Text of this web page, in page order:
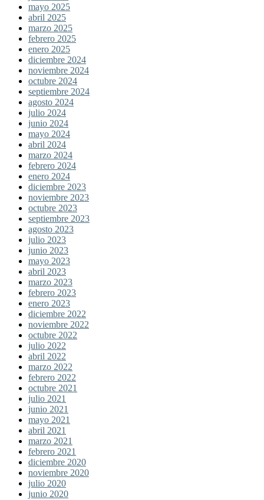
mayo 2025
abril 2025
marzo 2025
febrero 2025
enero 2025
diciembre 2024
noviembre 2024
octubre 2024
septiembre 2024
agosto 2024
julio 2024
junio 2024
mayo 2024
abril 2024
marzo 2024
febrero 2024
enero 2024
diciembre 2023
noviembre 2023
octubre 2023
septiembre 2023
agosto 2023
julio 2023
junio 2023
mayo 2023
abril 2023
marzo 2023
febrero 2023
enero 2023
diciembre 2022
noviembre 2022
octubre 2022
julio 2022
abril 2022
marzo 2022
febrero 2022
octubre 2021
julio 2021
junio 2021
mayo 2021
abril 2021
marzo 2021
febrero 2021
diciembre 2020
noviembre 2020
julio 2020
junio 2020